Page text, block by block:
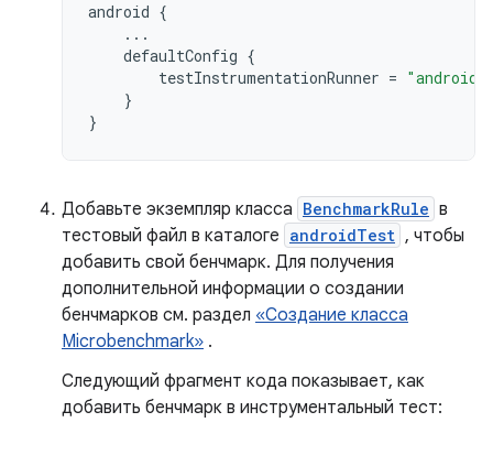
android {
...
defaultConfig {
testInstrumentationRunner =
}
}
Добавьте экземпляр класса BenchmarkRule в
тестовый файл в каталоге androidTest , чтобы
добавить свой бенчмарк. Для получения
дополнительной информации о создании
бенчмарков см. раздел «Создание класса
Microbenchmark» .
Следующий фрагмент кода показывает, как
добавить бенчмарк в инструментальный тест: